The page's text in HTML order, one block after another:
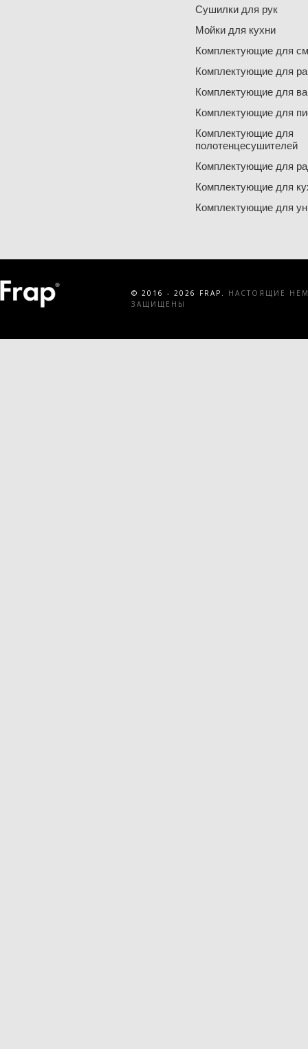
Сушилки для рук
Мойки для кухни
Комплектующие для
Комплектующие для
Комплектующие для
Комплектующие для
Комплектующие для
полотенцесушителей
Комплектующие для
Комплектующие для
Комплектующие для
© 2016 - 2026 FRAP.
НАСТОЯЩИЕ
ЗАЩИЩЕНЫ